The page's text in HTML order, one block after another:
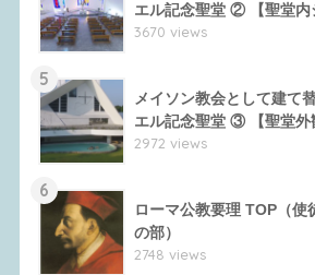
エル記念聖堂 ② 【聖堂内
3670 views
5
メイソン教会として建て
エル記念聖堂 ③ 【聖堂外
2972 views
6
ローマ公教要理 TOP（使
の部）
2748 views